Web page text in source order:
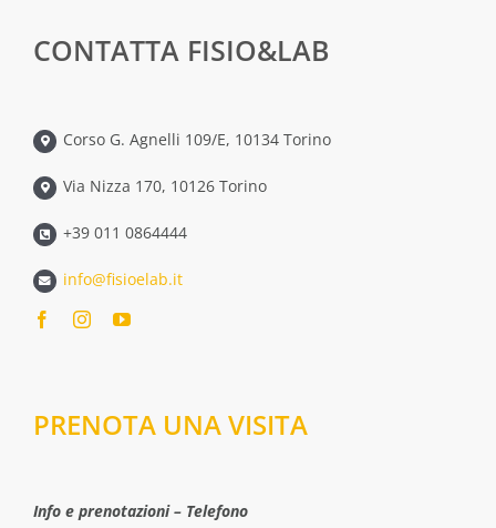
CONTATTA FISIO&LAB
Corso G. Agnelli 109/E, 10134 Torino
Via Nizza 170, 10126 Torino
+39 011 0864444
info@fisioelab.it
PRENOTA UNA VISITA
Info e prenotazioni – Telefono